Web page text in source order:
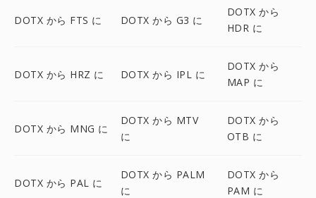
DOTX から FTS に DOTX から G3 に
DOTX から
HDR に
DOTX から HRZ に DOTX から IPL に
DOTX から
MAP に
DOTX から MNG に
DOTX から MTV
に
DOTX から
OTB に
DOTX から PAL に
DOTX から PALM
に
DOTX から
PAM に